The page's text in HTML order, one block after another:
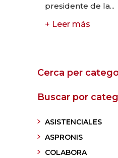
presidente de la...
+ Leer más
Cerca per
Buscar por
ASISTENCIALES
ASPRONIS
COLABORA